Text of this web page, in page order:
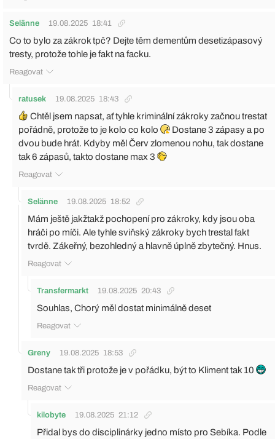
Selänne 19.08.2025 18:41
Co to bylo za zákrok tpč? Dejte těm dementům desetizápasový
tresty, protože tohle je fakt na facku.
Reagovat
ratusek 19.08.2025 18:43
Chtěl jsem napsat, ať tyhle kriminální zákroky začnou trestat
pořádně, protože to je kolo co kolo
Dostane 3 zápasy a po
dvou bude hrát. Kdyby měl Červ zlomenou nohu, tak dostane
tak 6 zápasů, takto dostane max 3
Reagovat
Selänne 19.08.2025 18:52
Mám ještě jakžtakž pochopení pro zákroky, kdy jsou oba
hráči po míči. Ale tyhle sviňský zákroky bych trestal fakt
tvrdě. Zákeřný, bezohledný a hlavně úplně zbytečný. Hnus.
Reagovat
Transfermarkt 19.08.2025 20:43
Souhlas, Chorý měl dostat minimálně deset
Reagovat
Greny 19.08.2025 18:53
Dostane tak tři protože je v pořádku, být to Kliment tak 10
Reagovat
kilobyte 19.08.2025 21:12
Přidal bys do disciplinárky jedno místo pro Sebíka. Podle